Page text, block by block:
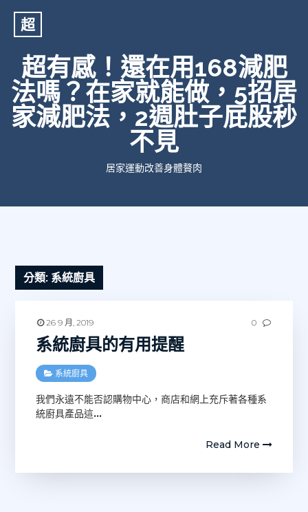
超
超有感！還在用168減肥
法嗎？在家就能做，5招居
家減肥法，2週肚子屁股秒
不見
居家運動改善身體贅肉
分類: 系統廚具
26 9 月, 2019 0
系統廚具的有用提醒
系統廚具
我們永遠不能否認購物中心，商店和網上充斥著各種系
統廚具產品這…
Read More